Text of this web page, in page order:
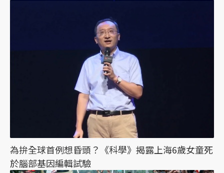
為拚全球首例想昏頭？《科學》揭露上海6歲女童死
於腦部基因編輯試驗